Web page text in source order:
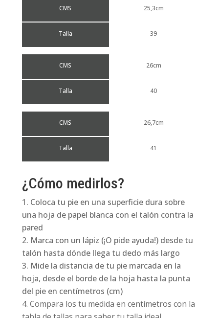
CMS
Talla
25,3cm
39
CMS
Talla
26cm
40
CMS
Talla
26,7cm
41
¿Cómo medirlos?
Coloca tu pie en una superficie dura sobre
una hoja de papel blanca con el talón contra la
pared
Marca con un lápiz (¡O pide ayuda!) desde tu
talón hasta dónde llega tu dedo más largo
Mide la distancia de tu pie marcada en la
hoja, desde el borde de la hoja hasta la punta
del pie en centímetros (cm)
Compara los tu medida en centímetros con la